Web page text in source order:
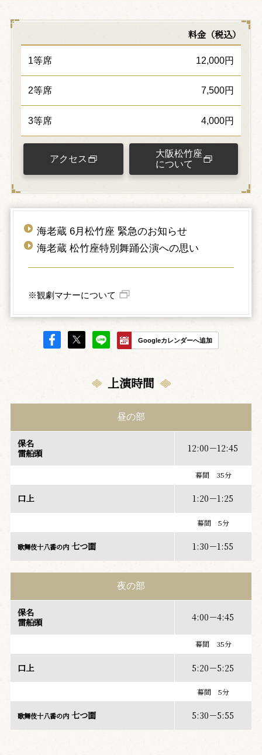
料金（税込）
1等席 12,000円
2等席 7,500円
3等席 4,000円
アクセス
大阪松竹座
について
海老蔵 6月松竹座 緊急のお知らせ
海老蔵 松竹座特別舞踊公演への思い
※観劇マナーについて
Googleカレンダーへ追加
上演時間
昼の部
保名
雷船頭
12:00－12:45
幕間 35分
口上 1:20－1:25
幕間 5分
歌舞伎十八番の内七つ面 1:30－1:55
夜の部
保名
雷船頭
4:00－4:45
幕間 35分
口上 5:20－5:25
幕間 5分
歌舞伎十八番の内七つ面 5:30－5:55